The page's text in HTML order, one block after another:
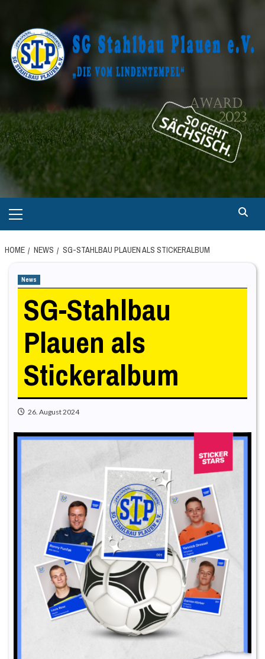
content
Menu
HOME NEWS SG-STAHLBAU PLAUEN ALS STICKERALBUM
News
SG-Stahlbau
Plauen als
Stickeralbum
26. August 2024